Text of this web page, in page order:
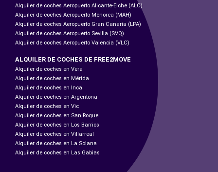
Alquiler de coches Aeropuerto Alicante-Elche (ALC)
Alquiler de coches Aeropuerto Menorca (MAH)
Alquiler de coches Aeropuerto Gran Canaria (LPA)
Alquiler de coches Aeropuerto Sevilla (SVQ)
Alquiler de coches Aeropuerto Valencia (VLC)
ALQUILER DE COCHES DE FREE2MOVE
Alquiler de coches en Vera
Alquiler de coches en Mérida
Alquiler de coches en Inca
Alquiler de coches en Argentona
Alquiler de coches en Vic
Alquiler de coches en San Roque
Alquiler de coches en Los Barrios
Alquiler de coches en Villarreal
Alquiler de coches en La Solana
Alquiler de coches en Las Gabias